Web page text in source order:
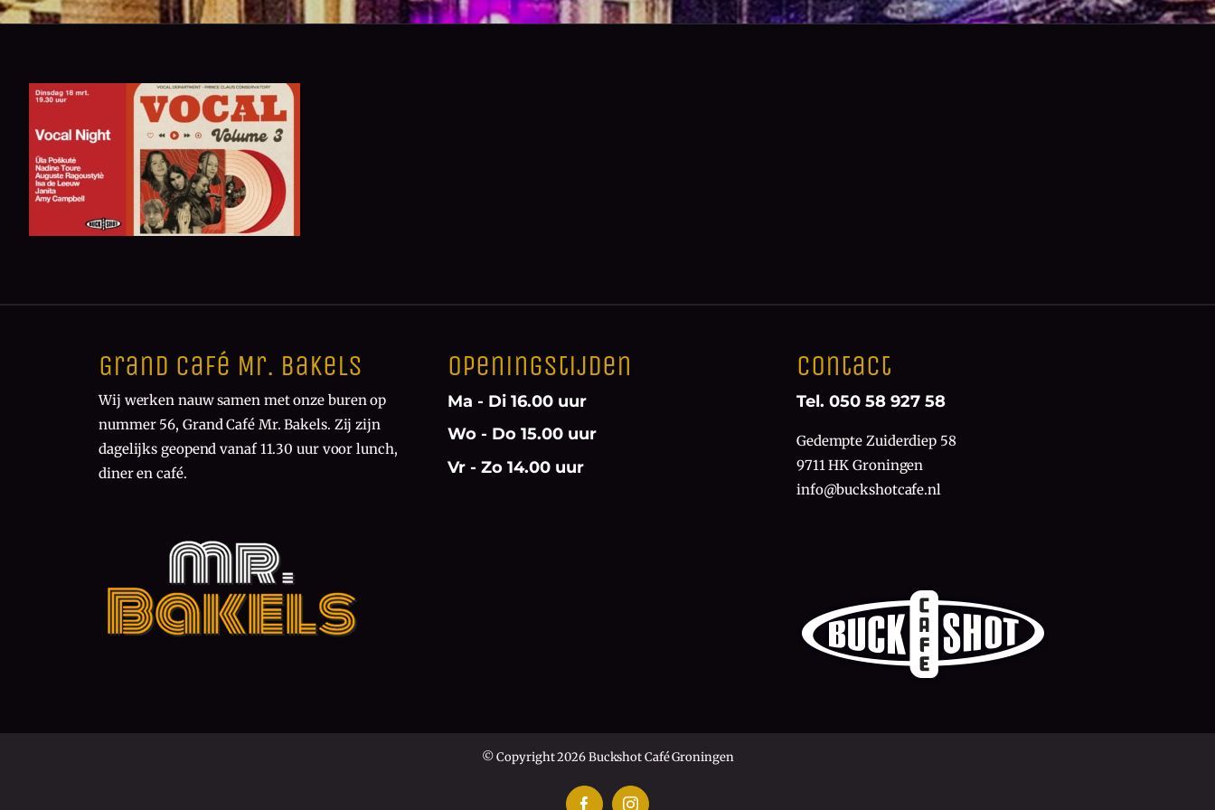
Grand Café Mr. Bakels
Wij werken nauw samen met onze buren op
nummer 56, Grand Café Mr. Bakels. Zij zijn
dagelijks geopend vanaf 11.30 uur voor lunch,
diner en café.
Openingstijden
Ma - Di 16.00 uur
Wo - Do 15.00 uur
Vr - Zo 14.00 uur
Contact
Tel. 050 58 927 58
Gedempte Zuiderdiep 58
9711 HK Groningen
info@buckshotcafe.nl
© Copyright 2026 Buckshot Café Groningen